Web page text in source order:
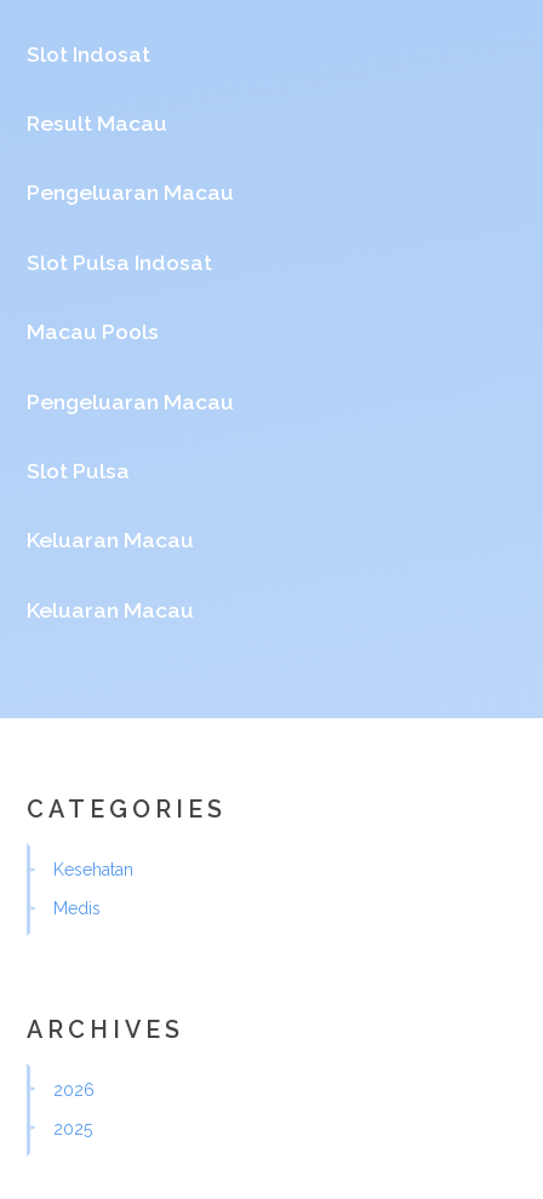
Slot Indosat
Result Macau
Pengeluaran Macau
Slot Pulsa Indosat
Macau Pools
Pengeluaran Macau
Slot Pulsa
Keluaran Macau
Keluaran Macau
CATEGORIES
Kesehatan
Medis
ARCHIVES
2026
2025